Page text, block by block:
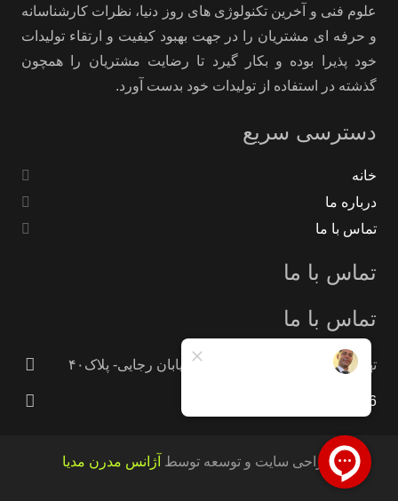
علوم فنی و آخرین تکنولوژی های روز دنیا، نظرات کارشناسانه
و حرفه ای مشتریان را در جهت بهبود کیفیت و ارتقاء تولیدات
خود پذیرا بوده و بکار گیرد تا رضایت مشتریان را همچون
گذشته در استفاده از تولیدات خود بدست آورد.
دسترسی سریع
خانه
درباره ما
تماس با ما
تماس با ما
تماس با ما
تهران -جاده خاوران -خاتون آباد- خیابان رجایی- پلاک۴۰
09121233946
طراحی سایت و توسعه توسط آژانس مدرن مدیا